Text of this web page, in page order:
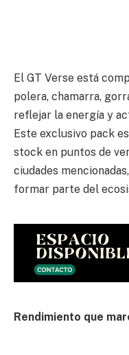
El GT Verse está
polera, chamarra,
reflejar la energía y
Este exclusivo pack
stock en puntos de
ciudades
formar parte del
Rendimiento que